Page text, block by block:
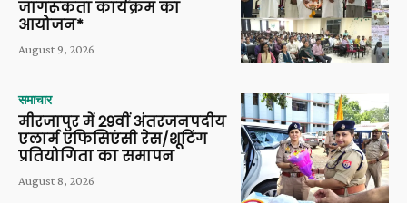
जागरूकता कार्यक्रम का
आयोजन*
August 9, 2026
समाचार
मीरजापुर में 29वीं अंतरजनपदीय
एलार्म एफिसिएंसी रेस/शूटिंग
प्रतियोगिता का समापन
August 8, 2026